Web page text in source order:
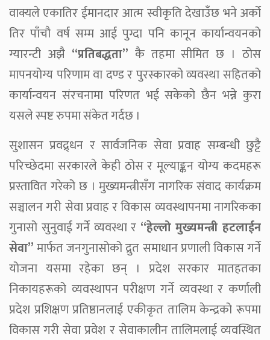
वाक्यले एकातिर ईमानदार आत्म स्वीकृति देखाउँछ भने अर्को
तिर पाँचौ वर्ष सम्म आई पुग्दा पनि कानून कार्यान्वयनको
ग्यारन्टी अझै “प्रतिबद्धता” कै तहमा सीमित छ । ठोस
मापनयोग्य परिणाम वा दण्ड र पुरस्कारको व्यवस्था सहितको
कार्यान्वयन संरचनामा परिणत भई सकेको छैन भन्ने कुरा
यसले स्पष्ट रुपमा संकेत गर्दछ ।
सुशासन प्रवद्र्धन र सार्वजनिक सेवा प्रवाह सम्बन्धी छुट्टै
परिच्छेदमा सरकारले केही ठोस र मूल्याङ्कन योग्य कदमहरू
प्रस्तावित गरेको छ । मुख्यमन्त्रीसँग नागरिक संवाद कार्यक्रम
सञ्चालन गरी सेवा प्रवाह र विकास व्यवस्थापनमा नागरिकका
गुनासो सुनुवाई गर्ने व्यवस्था र “हेल्लो मुख्यमन्त्री हटलाईन
सेवा”मार्फत जनगुनासोको द्रुत समाधान प्रणाली विकास गर्ने
योजना यसमा रहेका छन् । प्रदेश सरकार मातहतका
निकायहरूको व्यवस्थापन परीक्षण गर्ने व्यवस्था र कर्णाली
प्रदेश प्रशिक्षण प्रतिष्ठानलाई एकीकृत तालिम केन्द्रको रूपमा
विकास गरी सेवा प्रवेश र सेवाकालीन तालिमलाई व्यवस्थित